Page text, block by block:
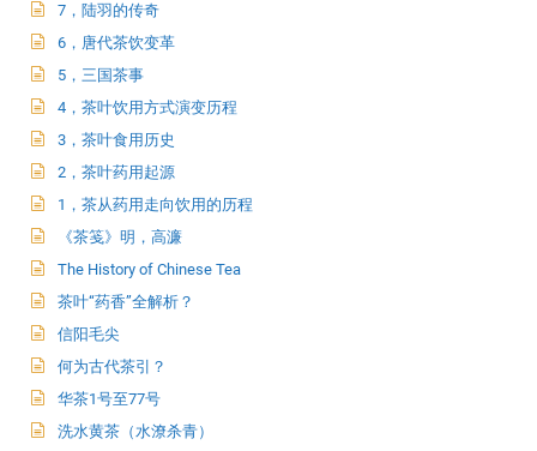
7，陆羽的传奇
6，唐代茶饮变革
5，三国茶事
4，茶叶饮用方式演变历程
3，茶叶食用历史
2，茶叶药用起源
1，茶从药用走向饮用的历程
《茶笺》明，高濂
The History of Chinese Tea
茶叶“药香”全解析？
信阳毛尖
何为古代茶引？
华茶1号至77号
洗水黄茶（水潦杀青）